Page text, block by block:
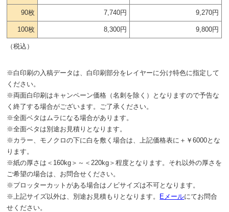
90枚 7,740円 9,270円
100枚 8,300円 9,800円
（税込）
※白印刷の入稿データは、白印刷部分をレイヤーに分け特色に指定して
ください。
※両面白印刷はキャンペーン価格（名刺を除く）となりますので予告な
く終了する場合がございます。ご了承ください。
※全面ベタはムラになる場合があります。
※全面ベタは別途お見積りとなります。
※カラー、モノクロの下に白を敷く場合は、上記価格表に＋￥6000とな
ります。
※紙の厚さは＜160kg＞～＜220kg＞程度となります。それ以外の厚さを
ご希望の場合は、お問合せください。
※プロッターカットがある場合はノビサイズは不可となります。
※上記サイズ以外は、別途お見積もりとなります。 Eメールにてお問合
せください。